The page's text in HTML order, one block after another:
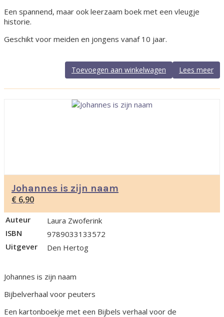
Een spannend, maar ook leerzaam boek met een vleugje
historie.
Geschikt voor meiden en jongens vanaf 10 jaar.
Lees meer
Toevoegen aan winkelwagen
Johannes is zijn naam
€ 6,90
Auteur
Laura Zwoferink
ISBN
9789033133572
Uitgever
Den Hertog
Johannes is zijn naam
Bijbelverhaal voor peuters
Een kartonboekje met een Bijbels verhaal voor de